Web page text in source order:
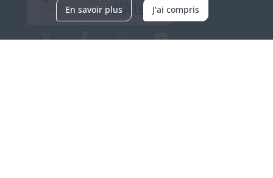
En savoir plus J'ai compris